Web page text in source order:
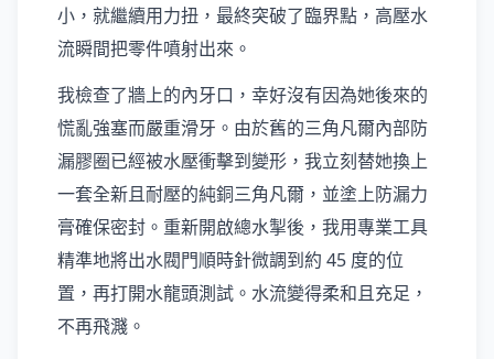
小，就繼續用力扭，最終突破了臨界點，高壓水
流瞬間把零件噴射出來。
我檢查了牆上的內牙口，幸好沒有因為她後來的
慌亂強塞而嚴重滑牙。由於舊的三角凡爾內部防
漏膠圈已經被水壓衝擊到變形，我立刻替她換上
一套全新且耐壓的純銅三角凡爾，並塗上防漏力
膏確保密封。重新開啟總水掣後，我用專業工具
精準地將出水閥門順時針微調到約 45 度的位
置，再打開水龍頭測試。水流變得柔和且充足，
不再飛濺。